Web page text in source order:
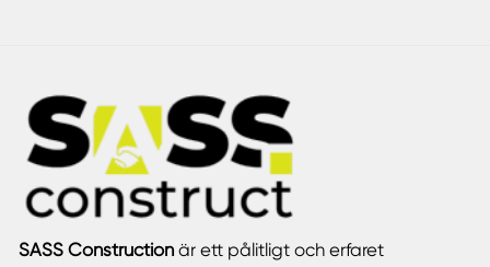
SASS Constructionär ett pålitligt och erfaret